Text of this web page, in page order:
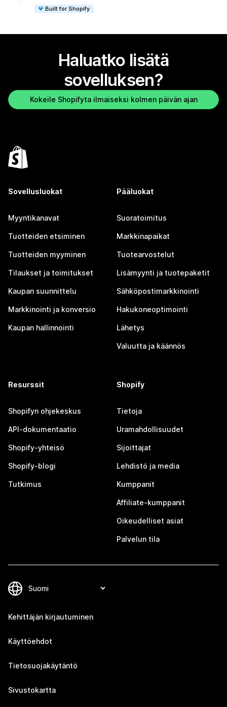
Built for Shopify
Haluatko lisätä
sovelluksen?
Kokeile Shopifyta ilmaiseksi kolmen päivän ajan
Sovellusluokat
Myyntikanavat
Tuotteiden etsiminen
Tuotteiden myyminen
Tilaukset ja toimitukset
Kaupan suunnittelu
Markkinointi ja konversio
Kaupan hallinnointi
Pääluokat
Suoratoimitus
Markkinapaikat
Tuotearvostelut
Lisämyynti ja tuotepaketit
Sähköpostimarkkinointi
Hakukoneoptimointi
Lähetys
Valuutta ja käännös
Resurssit
Shopifyn ohjekeskus
API-dokumentaatio
Shopify-yhteisö
Shopify-blogi
Tutkimus
Shopify
Tietoja
Uramahdollisuudet
Sijoittajat
Lehdistö ja media
Kumppanit
Affiliate-kumppanit
Oikeudelliset asiat
Palvelun tila
Kehittäjän kirjautuminen
Käyttöehdot
Tietosuojakäytäntö
Sivustokartta